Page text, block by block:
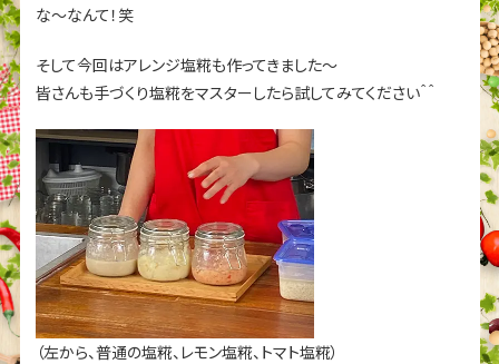
な～なんて！笑
そして今回はアレンジ塩糀も作ってきました〜
皆さんも手づくり塩糀をマスターしたら試してみてください＾＾
（左から、普通の塩糀、レモン塩糀、トマト塩糀）